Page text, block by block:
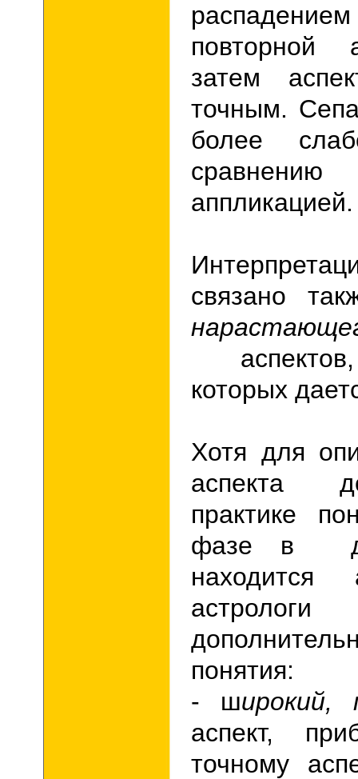
повторной
затем
точным.
более
аппликацией.
связано
которых
Хотя для
аспекта
практике
фазе в
находится
понятия:
- широкий,
аспект,
точному